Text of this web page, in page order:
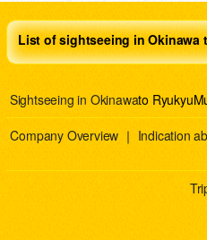
List of sightseeing in Okinawa
Sightseeing in Okinawato
Company Overview ｜ Indication